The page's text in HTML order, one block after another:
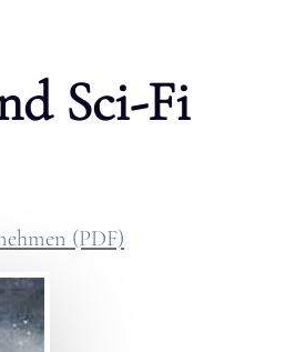
Sci-Fi
(PDF)